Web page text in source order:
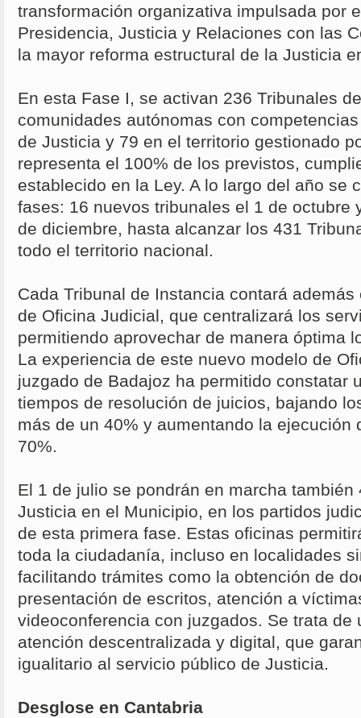
transformación organizativa impulsada por
Presidencia, Justicia y Relaciones con las
la mayor reforma estructural de la Justicia
En esta Fase I, se activan 236 Tribunales
comunidades autónomas con
de Justicia y 79 en el territorio gestionado
representa el 100% de los previstos,
establecido en la Ley. A lo largo del año se
fases: 16 nuevos tribunales el 1 de octubre
de diciembre, hasta alcanzar los 431
todo el territorio nacional.
Cada Tribunal de Instancia contará
de Oficina Judicial, que centralizará los
permitiendo aprovechar de manera óptima
La experiencia de este nuevo modelo de
juzgado de Badajoz ha permitido constatar
tiempos de resolución de juicios, bajando
más de un 40% y aumentando la ejecución
70%.
El 1 de julio se pondrán en marcha también
Justicia en el Municipio, en los partidos
de esta primera fase. Estas oficinas
toda la ciudadanía, incluso en localidades
facilitando trámites como la obtención de
presentación de escritos, atención a
videoconferencia con juzgados. Se trata de
atención descentralizada y digital, que
igualitario al servicio público de Justicia.
Desglose en Cantabria